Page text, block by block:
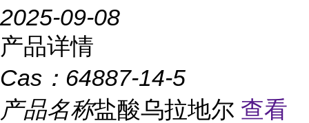
2025-09-08
产品详情
Cas： 64887-14-5
产品名称盐酸乌拉地尔 查看